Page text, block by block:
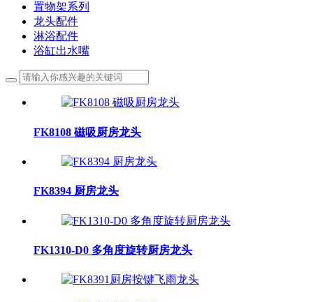
置物架系列
龙头配件
淋浴配件
浴缸出水嘴
FK8108 磁吸厨房龙头
FK8394 厨房龙头
FK1310-D0 多角度旋转厨房龙头